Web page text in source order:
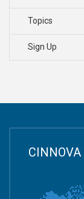
Topics
Sign Up
CINNOVA